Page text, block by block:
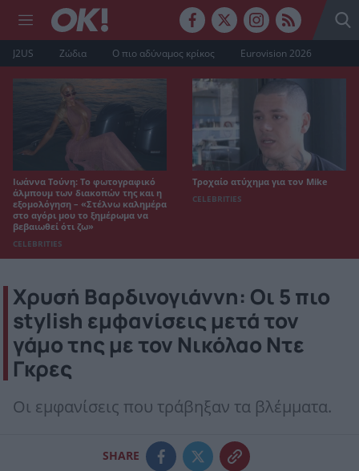
J2US Ζώδια Ο πιο αδύναμος κρίκος Eurovision 2026
Ιωάννα Τούνη: Το φωτογραφικό
άλμπουμ των διακοπών της και η
εξομολόγηση – «Στέλνω καλημέρα
στο αγόρι μου το ξημέρωμα να
βεβαιωθεί ότι ζω»
CELEBRITIES
Τροχαίο ατύχημα για τον Mike
CELEBRITIES
Χρυσή Βαρδινογιάννη: Οι 5 πιο
stylish εμφανίσεις μετά τον
γάμο της με τον Νικόλαο Ντε
Γκρες
Οι εμφανίσεις που τράβηξαν τα βλέμματα.
SHARE